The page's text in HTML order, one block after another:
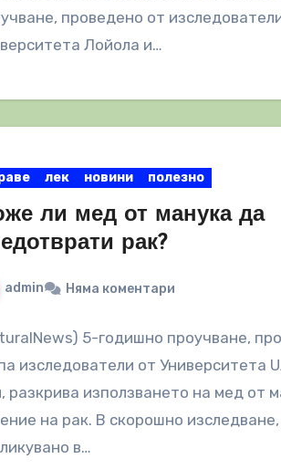
проведено от
Лойола и…
лек новини полезно
ли мед от манука да
рак?
admin Няма коментари
5-годишно проучване,
изследователи от Университета
разкрива използването на мед от
на рак. В скорошно
в…